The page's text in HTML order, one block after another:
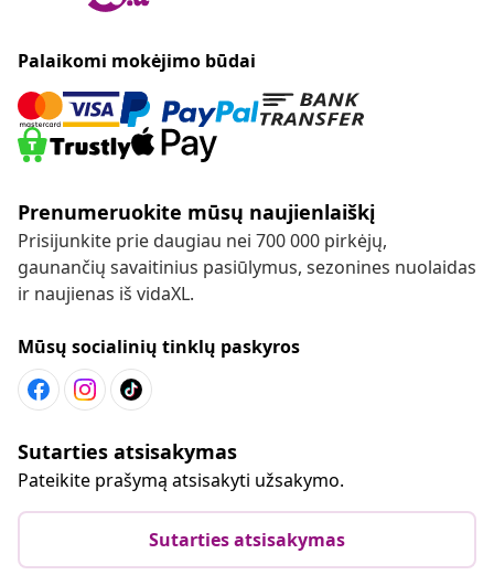
Palaikomi mokėjimo būdai
Prenumeruokite mūsų naujienlaiškį
Prisijunkite prie daugiau nei 700 000 pirkėjų,
gaunančių savaitinius pasiūlymus, sezonines nuolaidas
ir naujienas iš vidaXL.
Mūsų socialinių tinklų paskyros
Sutarties atsisakymas
Pateikite prašymą atsisakyti užsakymo.
Sutarties atsisakymas